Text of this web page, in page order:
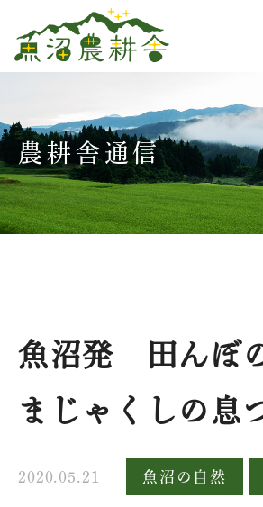
農耕舎通信
魚沼発 田んぼ
まじゃくしの息
2020.05.21 魚沼の自然